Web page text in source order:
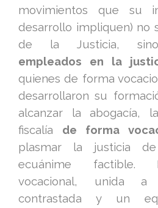
movimientos que su
desarrollo impliquen) no
de la Justicia,
empleados en la
quienes de forma
desarrollaron su
alcanzar la abogacía,
fiscalía de forma
plasmar la justicia
ecuánime factible.
vocacional, unida a
contrastada y un